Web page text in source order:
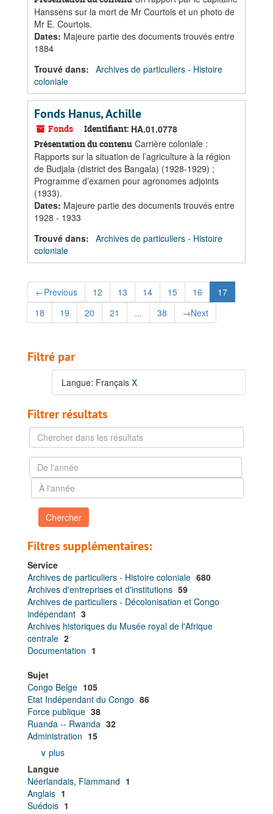
Hanssens sur la mort de Mr Courtois et un photo de
Mr E. Courtois.
Dates: Majeure partie des documents trouvés entre
1884
Trouvé dans: Archives de particuliers - Histoire
coloniale
Fonds Hanus, Achille
Fonds Identifiant: HA.01.0778
Présentation du contenu Carrière coloniale :
Rapports sur la situation de l’agriculture à la région
de Budjala (district des Bangala) (1928-1929) ;
Programme d’examen pour agronomes adjoints
(1933).
Dates: Majeure partie des documents trouvés entre
1928 - 1933
Trouvé dans: Archives de particuliers - Histoire
coloniale
←Previous 12 13 14 15 16
17
18
19 20 21 ... 38 →Next
Filtré par
Langue: Français X
Filtrer résultats
Chercher
dans
les
résultats
De
l'année
À
l'année
Filtres supplémentaires:
Service
Archives de particuliers - Histoire coloniale 680
Archives d'entreprises et d'institutions 59
Archives de particuliers - Décolonisation et Congo
indépendant 3
Archives historiques du Musée royal de l'Afrique
centrale 2
Documentation 1
Sujet
Congo Belge 105
Etat Indépendant du Congo 86
Force publique 38
Ruanda -- Rwanda 32
Administration 15
∨ plus
Langue
Néerlandais, Flammand 1
Anglais 1
Suédois 1